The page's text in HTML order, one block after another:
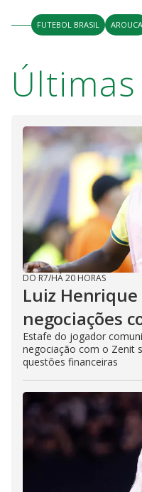
FUTEBOL BRASIL AROUCA
Últimas
DO R7/HÁ 20 HORAS
Luiz Henrique
negociações
Estafe do jogador
negociação com o Zenit
questões financeiras